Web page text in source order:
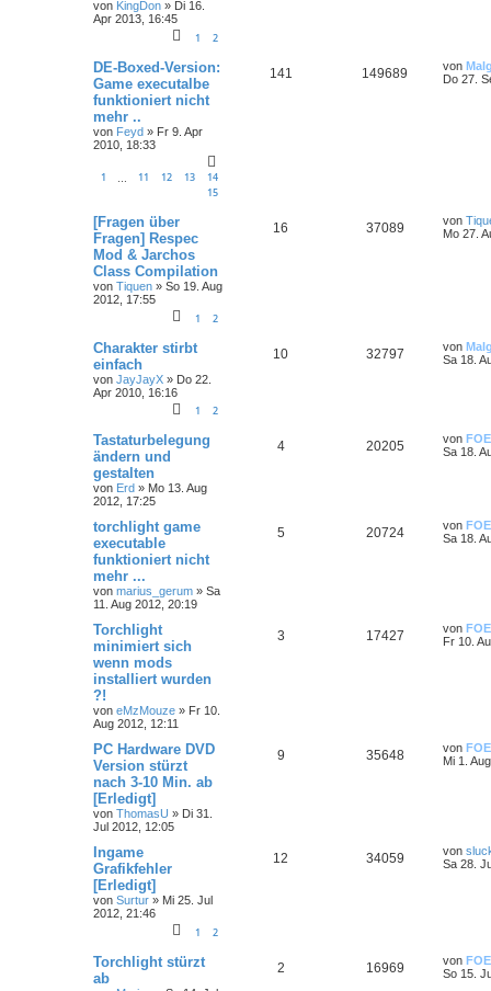
von KingDon » Di 16.
Apr 2013, 16:45
1 2
DE-Boxed-Version:
Game executalbe
funktioniert nicht
mehr ..
von Feyd » Fr 9. Apr
2010, 18:33
1 11 12 13
14
15
141 149689 von
Do 27.
[Fragen über
Fragen] Respec
Mod & Jarchos
Class Compilation
von Tiquen » So 19. Aug
2012, 17:55
1 2
16 37089 von
Mo 27.
Charakter stirbt
einfach
von JayJayX » Do 22.
Apr 2010, 16:16
1 2
10 32797 von
Sa 18.
Tastaturbelegung
ändern und
gestalten
von Erd » Mo 13. Aug
2012, 17:25
4 20205 von FOE
Sa 18.
torchlight game
executable
funktioniert nicht
mehr ...
von marius_gerum » Sa
11. Aug 2012, 20:19
5 20724 von FOE
Sa 18.
Torchlight
minimiert sich
wenn mods
installiert wurden
?!
von eMzMouze » Fr 10.
Aug 2012, 12:11
3 17427 von FOE
Fr 10.
PC Hardware DVD
Version stürzt
nach 3-10 Min. ab
[Erledigt]
von ThomasU » Di 31.
Jul 2012, 12:05
9 35648 von FOE
Mi 1.
Ingame
Grafikfehler
[Erledigt]
von Surtur » Mi 25. Jul
2012, 21:46
1 2
12 34059 von
Sa 28.
Torchlight stürzt
ab
2 16969 von FOE
So 15.